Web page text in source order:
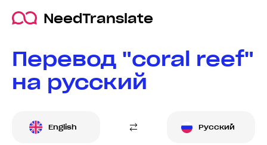
NeedTranslate
Перевод "coral reef"
на русский
English Русский